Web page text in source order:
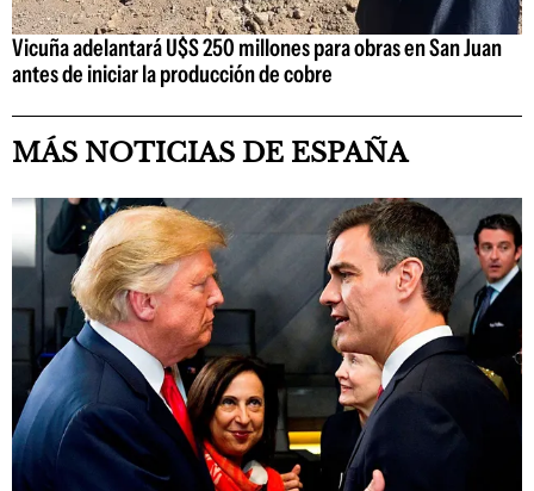
Vicuña adelantará U$S 250 millones para obras en San Juan
antes de iniciar la producción de cobre
MÁS NOTICIAS DE ESPAÑA